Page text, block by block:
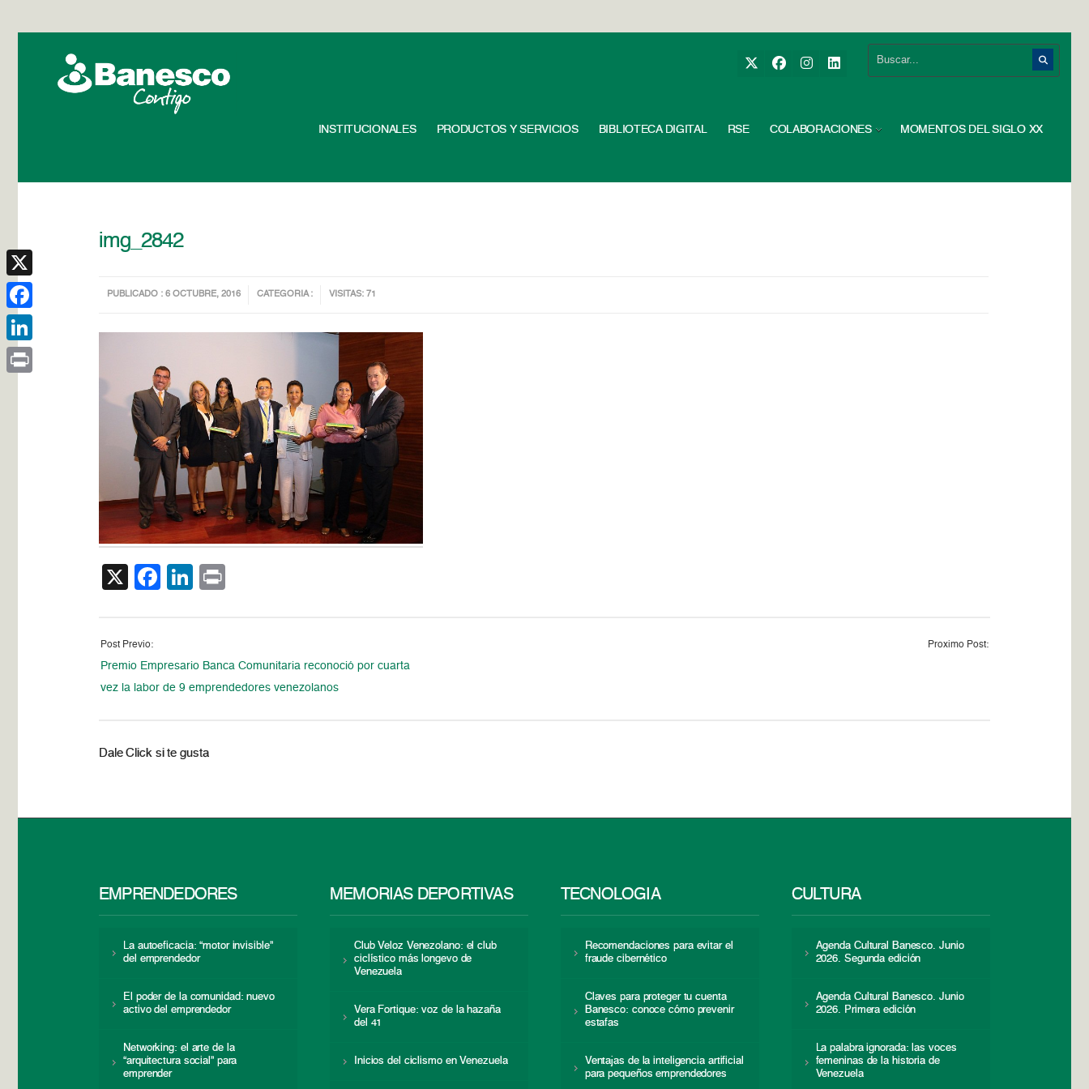
INSTITUCIONALES PRODUCTOS Y SERVICIOS BIBLIOTECA DIGITAL RSE COLABORACIONES MOMENTOS DEL SIGLO XX
img_2842
PUBLICADO : 6 OCTUBRE, 2016 CATEGORIA : VISITAS: 71
X Facebook
LinkedIn
Post Previo:
Premio Empresario Banca Comunitaria reconoció por cuarta
vez la labor de 9 emprendedores venezolanos
Proximo Post:
Dale Click si te gusta
EMPRENDEDORES
La autoeficacia: “motor invisible”
del emprendedor
El poder de la comunidad: nuevo
activo del emprendedor
Networking: el arte de la
“arquitectura social” para
emprender
MEMORIAS DEPORTIVAS
Club Veloz Venezolano: el club
ciclístico más longevo de
Venezuela
Vera Fortique: voz de la hazaña
del 41
Inicios del ciclismo en Venezuela
TECNOLOGÍA
Recomendaciones para evitar el
fraude cibernético
Claves para proteger tu cuenta
Banesco: conoce cómo prevenir
estafas
Ventajas de la inteligencia artificial
para pequeños emprendedores
CULTURA
Agenda Cultural Banesco. Junio
2026. Segunda edición
Agenda Cultural Banesco. Junio
2026. Primera edición
La palabra ignorada: las voces
femeninas de la historia de
Venezuela
X
Facebook
LinkedIn